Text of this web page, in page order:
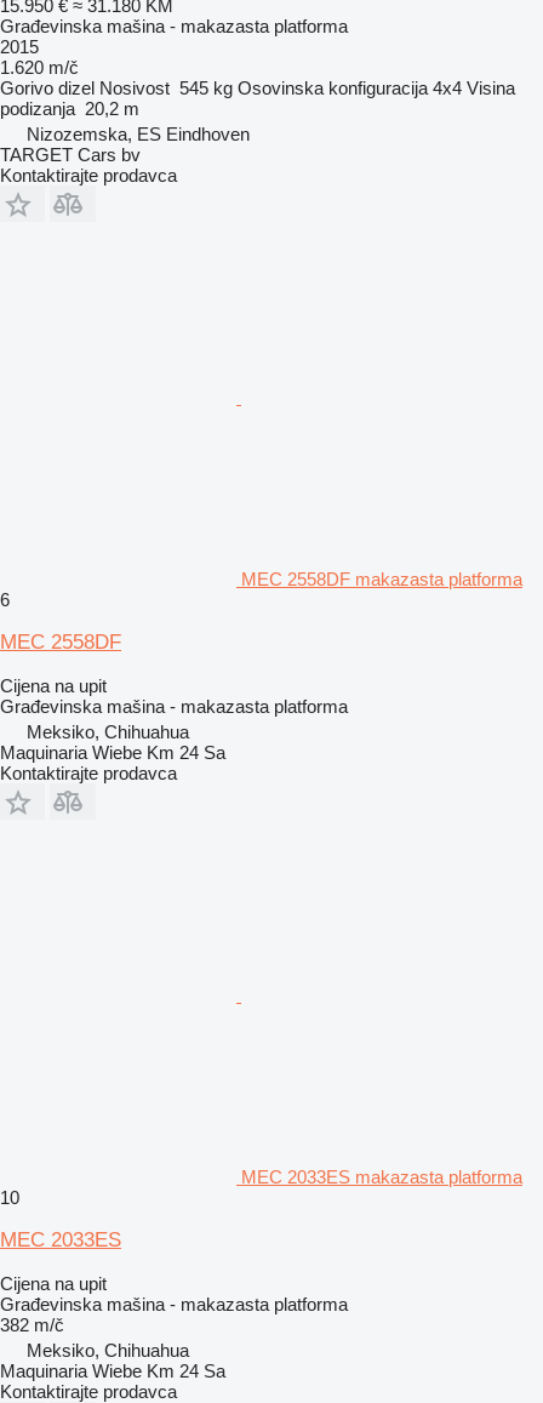
15.950 € ≈ 31.180 KM
Građevinska mašina - makazasta platforma
2015
1.620 m/č
Gorivo dizel Nosivost 545 kg Osovinska konfiguracija 4x4 Visina
podizanja 20,2 m
Nizozemska, ES Eindhoven
TARGET Cars bv
Kontaktirajte prodavca
MEC 2558DF makazasta platforma
6
MEC 2558DF
Cijena na upit
Građevinska mašina - makazasta platforma
Meksiko, Chihuahua
Maquinaria Wiebe Km 24 Sa
Kontaktirajte prodavca
MEC 2033ES makazasta platforma
10
MEC 2033ES
Cijena na upit
Građevinska mašina - makazasta platforma
382 m/č
Meksiko, Chihuahua
Maquinaria Wiebe Km 24 Sa
Kontaktirajte prodavca